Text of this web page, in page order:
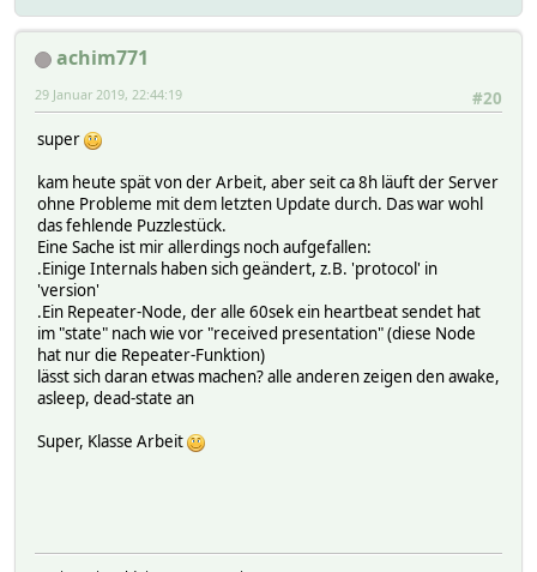
achim771
#20
29 Januar 2019, 22:44:19
super
kam heute spät von der Arbeit, aber seit ca 8h läuft der Server
ohne Probleme mit dem letzten Update durch. Das war wohl
das fehlende Puzzlestück.
Eine Sache ist mir allerdings noch aufgefallen:
.Einige Internals haben sich geändert, z.B. 'protocol' in
'version'
.Ein Repeater-Node, der alle 60sek ein heartbeat sendet hat
im "state" nach wie vor "received presentation" (diese Node
hat nur die Repeater-Funktion)
lässt sich daran etwas machen? alle anderen zeigen den awake,
asleep, dead-state an
Super, Klasse Arbeit